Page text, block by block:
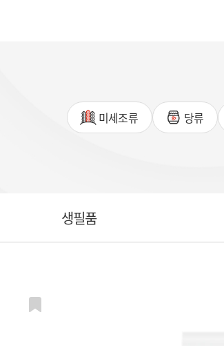
미세조류 당류
생필품